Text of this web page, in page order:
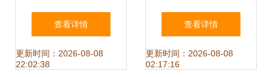
备购销合同
查看详情
更新时间：2026-08-08
22:02:38
置多样选择,免押金
办公设备租赁提供
查看详情
更新时间：2026-08-08
02:17:16